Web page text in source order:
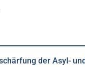
der Asyl-